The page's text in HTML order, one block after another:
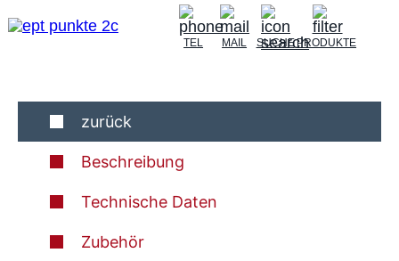
TEL MAIL SUCHEPRODUKTE
zurück
Beschreibung
Technische Daten
Zubehör